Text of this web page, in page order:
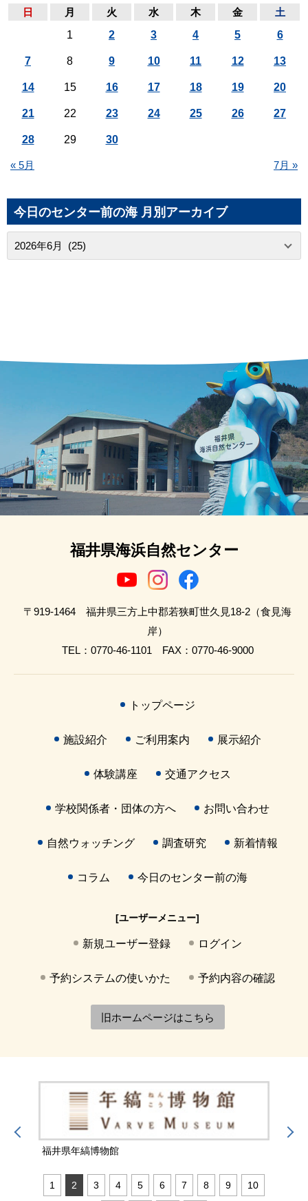
日
月 火 水 木 金 土
« 5月 7月 »
1 2 3 4 5 6
7 8 9 10 11 12 13
14 15 16 17 18 19 20
21 22 23 24 25 26 27
28 29 30
今日のセンター前の海 月別アーカイブ
福井県海浜自然センター
〒919-1464 福井県三方上中郡若狭町世久見18-2（食見海
岸）
TEL：0770-46-1101 FAX：0770-46-9000
トップページ
施設紹介 ご利用案内 展示紹介
体験講座 交通アクセス
学校関係者・団体の方へ お問い合わせ
自然ウォッチング 調査研究 新着情報
コラム 今日のセンター前の海
[ユーザーメニュー]
新規ユーザー登録 ログイン
予約システムの使いかた 予約内容の確認
旧ホームページはこちら
福井県年縞博物館
1 2 3 4 5 6 7 8 9 10